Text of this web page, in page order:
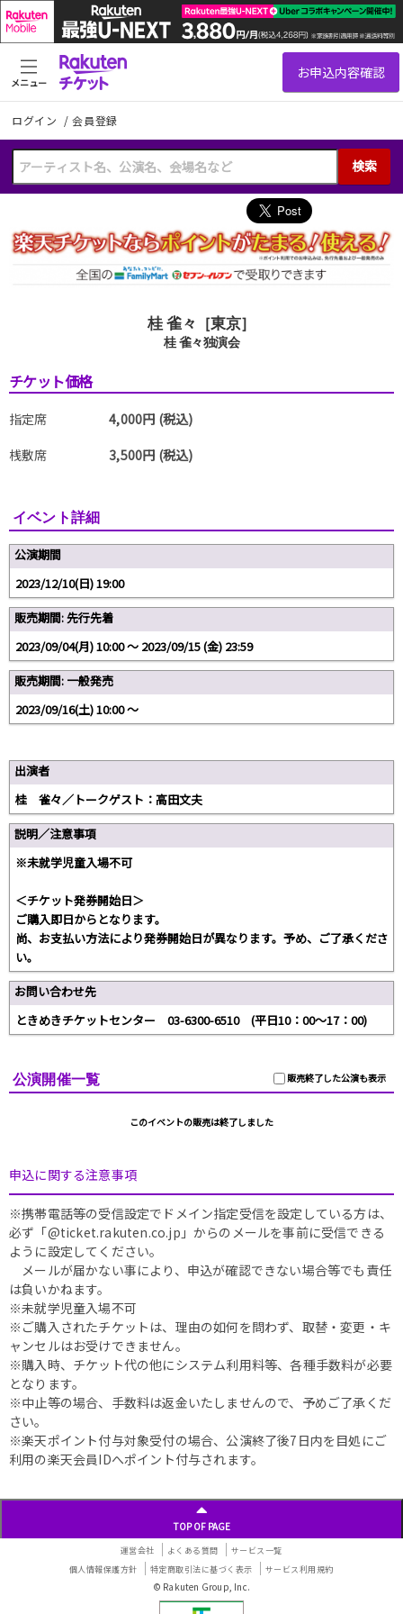
ログイン /会員登録
検索
メニュー
桂 雀々［東京］
桂 雀々独演会
チケット価格
指定席
4,000円 (税込)
桟敷席
3,500円 (税込)
イベント詳細
公演期間
2023/12/10(日) 19:00
販売期間: 先行先着
2023/09/04(月) 10:00 〜 2023/09/15 (金) 23:59
販売期間: 一般発売
2023/09/16(土) 10:00 〜
出演者
桂 雀々／トークゲスト：高田文夫
説明／注意事項
※未就学児童入場不可
＜チケット発券開始日＞
ご購入即日からとなります。
尚、お支払い方法により発券開始日が異なります。予め、ご了承くださ
い。
お問い合わせ先
ときめきチケットセンター 03-6300-6510 (平日10：00～17：00)
販売終了した公演も表示
公演開催一覧
このイベントの販売は終了しました
申込に関する注意事項
※携帯電話等の受信設定でドメイン指定受信を設定している方は、
必ず「@ticket.rakuten.co.jp」からのメールを事前に受信できる
ように設定してください。
メールが届かない事により、申込が確認できない場合等でも責任
は負いかねます。
※未就学児童入場不可
※ご購入されたチケットは、理由の如何を問わず、取替・変更・キ
ャンセルはお受けできません。
※購入時、チケット代の他にシステム利用料等、各種手数料が必要
となります。
※中止等の場合、手数料は返金いたしませんので、予めご了承くだ
さい。
※楽天ポイント付与対象受付の場合、公演終了後7日内を目処にご
利用の楽天会員IDへポイント付与されます。
TOP OF PAGE
運営会社 よくある質問
サービス一覧
個人情報保護方針
特定商取引法に基づく表示 サービス利用規約
© Rakuten Group, Inc.